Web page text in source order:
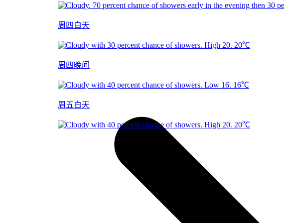
周四白天
20℃
周四晚间
16℃
周五白天
20℃